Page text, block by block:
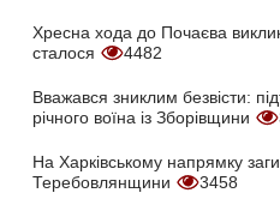
Хресна хода до Почаєва
сталося
4482
Вважався зниклим безвісти:
річного воїна із Зборівщини
На Харківському напрямку
Теребовлянщини
3458